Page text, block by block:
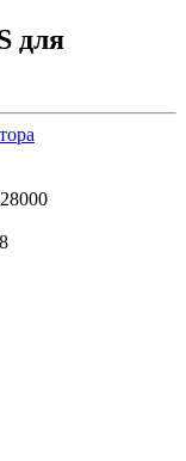
для